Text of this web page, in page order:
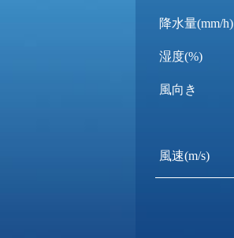
降水量(mm/h)
湿度(%)
風向き
風速(m/s)